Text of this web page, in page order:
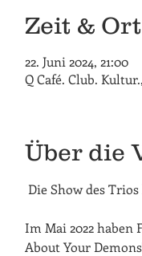
Zeit & Ort
22. Juni 2024, 21:00
Q Café. Club.
Über die
Die Show des
Im Mai 2022 haben
About Your